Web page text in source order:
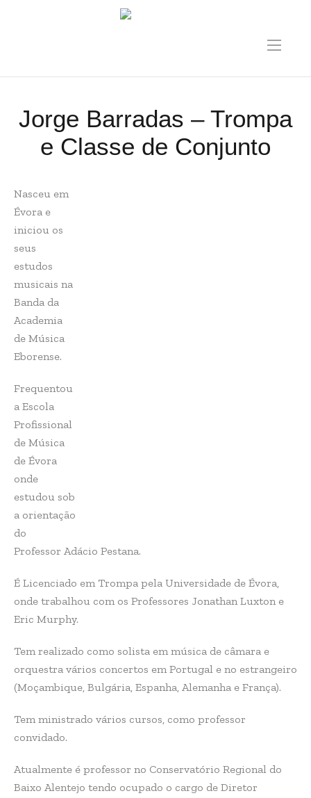
Jorge Barradas – Trompa
e Classe de Conjunto
Nasceu em
Évora e
iniciou os
seus
estudos
musicais na
Banda da
Academia
de Música
Eborense.
Frequentou
a Escola
Profissional
de Música
de Évora
onde
estudou sob
a orientação
do
Professor Adácio Pestana.
É Licenciado em Trompa pela Universidade de Évora,
onde trabalhou com os Professores Jonathan Luxton e
Eric Murphy.
Tem realizado como solista em música de câmara e
orquestra vários concertos em Portugal e no estrangeiro
(Moçambique, Bulgária, Espanha, Alemanha e França).
Tem ministrado vários cursos, como professor
convidado.
Atualmente é professor no Conservatório Regional do
Baixo Alentejo tendo ocupado o cargo de Diretor